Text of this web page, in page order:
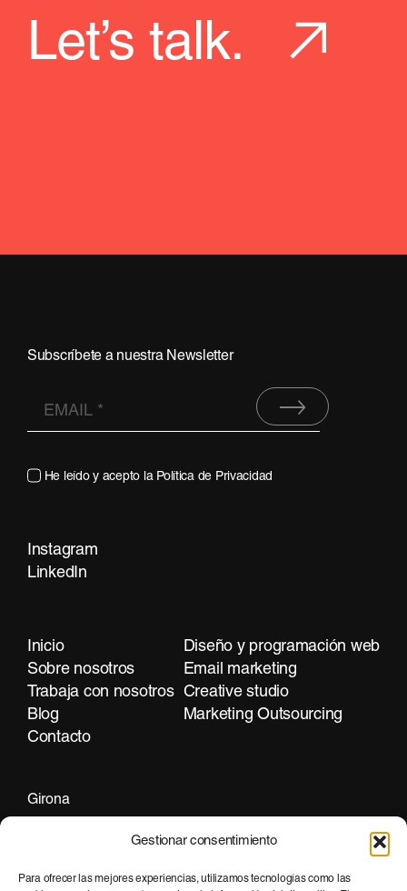
Gestionar consentimiento
Para ofrecer las mejores experiencias, utilizamos tecnologías como las
Let’s talk.
Subscríbete a nuestra Newsletter
He leído y acepto la Política de Privacidad
Instagram
LinkedIn
Inicio
Sobre nosotros
Trabaja con nosotros
Blog
Contacto
Diseño y programación web
Email marketing
Creative studio
Marketing Outsourcing
Girona